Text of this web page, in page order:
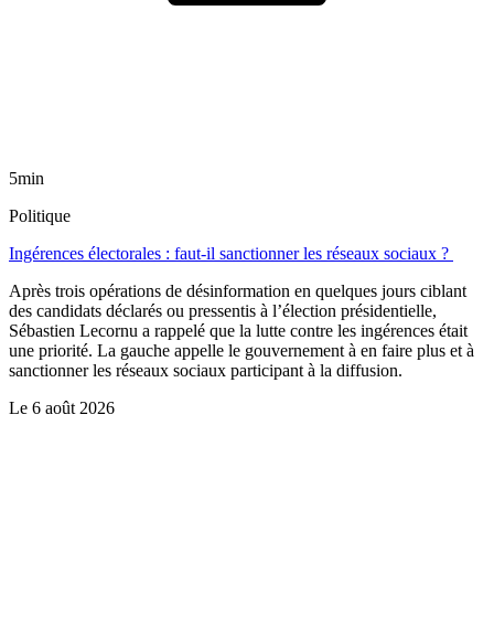
5min
Politique
Ingérences électorales : faut-il sanctionner les réseaux sociaux ?
Après trois opérations de désinformation en quelques jours ciblant
des candidats déclarés ou pressentis à l’élection présidentielle,
Sébastien Lecornu a rappelé que la lutte contre les ingérences était
une priorité. La gauche appelle le gouvernement à en faire plus et à
sanctionner les réseaux sociaux participant à la diffusion.
Le 6 août 2026